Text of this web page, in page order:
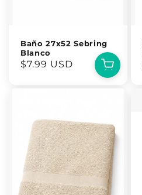
Baño 27x52 Sebring
Blanco
Precio
$7.99 USD